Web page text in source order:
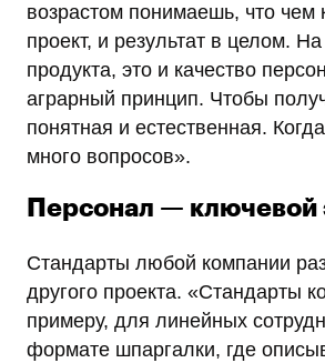
возрастом понимаешь, что чем
проект, и результат в целом.
продукта, это и качество
аграрный принцип. Чтобы
понятная и естественная.
много вопросов».
Персонал — ключевой
Стандарты любой компании
другого проекта.
примеру, для линейных
формате шпаргалки, где